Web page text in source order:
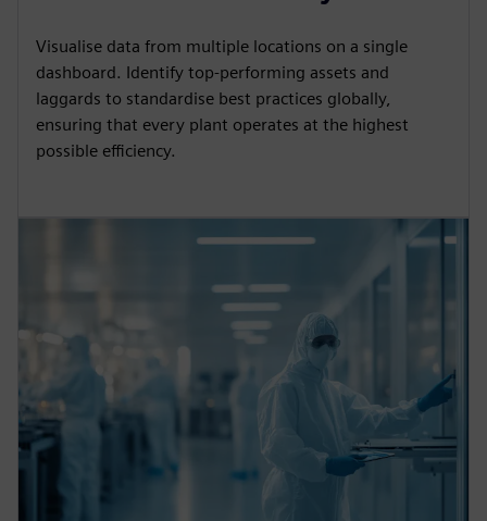
Visualise data from multiple locations on a single
dashboard. Identify top-performing assets and
laggards to standardise best practices globally,
ensuring that every plant operates at the highest
possible efficiency.